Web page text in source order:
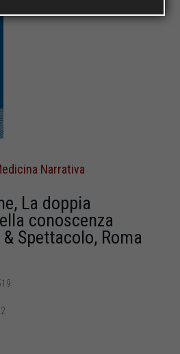
Narrativa
La doppia
conoscenza
Spettacolo, Roma